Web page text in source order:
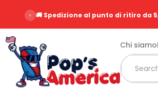
‹ 🚚 Spedizione al punto di ritiro da
Chi siamo